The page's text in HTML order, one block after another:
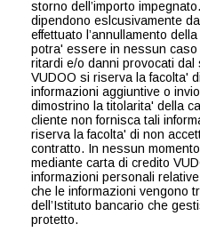
storno dell’importo
dipendono eslcusivamente
effettuato l’annullamento
potra' essere in nessun
ritardi e/o danni provocati dal
VUDOO si riserva la facolta'
informazioni aggiuntive o
dimostrino la titolarita' della
cliente non fornisca tali
riserva la facolta' di non
contratto. In nessun
mediante carta di credito
informazioni personali
che le informazioni vengono
dell’Istituto bancario che
protetto.